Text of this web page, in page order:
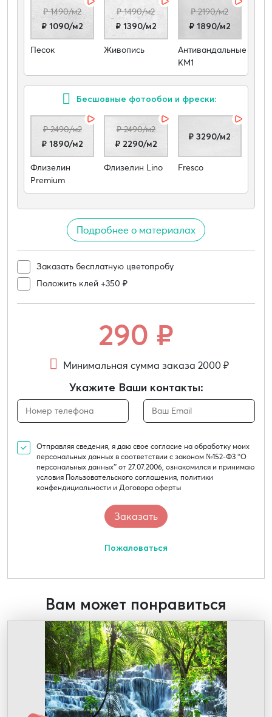
₽ 1490/м2
₽ 1090/м2
Песок
₽ 1490/м2
₽ 1390/м2
Живопись
₽ 2190/м2
₽ 1890/м2
Антивандальные
КМ1
Бесшовные фотообои и фрески:
₽ 2490/м2
₽ 1890/м2
Флизелин
Premium
₽ 2490/м2
₽ 2290/м2
Флизелин Lino
₽ 3290/м2
Fresco
Подробнее о материалах
Заказать бесплатную цветопробу
Положить клей +350 ₽
290 ₽
Минимальная сумма заказа 2000 ₽
Укажите Ваши контакты:
Отправляя сведения, я даю свое согласие на обработку моих
персональных данных в соответствии с законом №152-Ф3 “О
персональных данных” от 27.07.2006, ознакомился и принимаю
условия Пользовательского соглашения, политики
конфендициальности и Договора оферты
Пожаловаться
Вам может понравиться